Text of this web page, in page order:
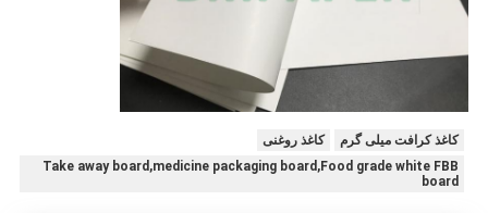
کاغذ کرافت میلی گرم
کاغذ روغنی
Take away board,medicine packaging board,Food grade white FBB
board